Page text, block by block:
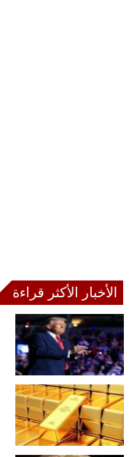
الأخبار الأكثر قراءة